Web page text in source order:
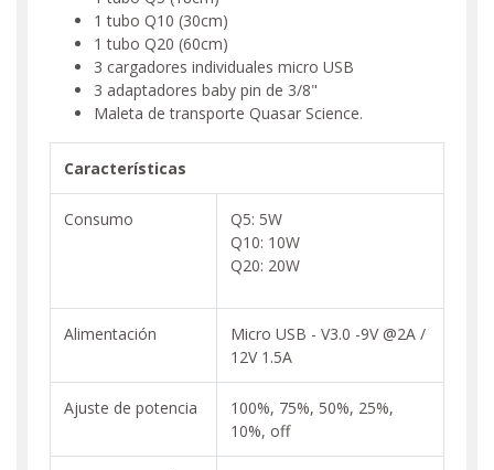
1 tubo Q10 (30cm)
1 tubo Q20 (60cm)
3 cargadores individuales micro USB
3 adaptadores baby pin de 3/8"
Maleta de transporte Quasar Science.
Características
Consumo
Q5: 5W
Q10: 10W
Q20: 20W
Alimentación
Micro USB - V3.0 -9V @2A /
12V 1.5A
Ajuste de potencia
100%, 75%, 50%, 25%,
10%, off